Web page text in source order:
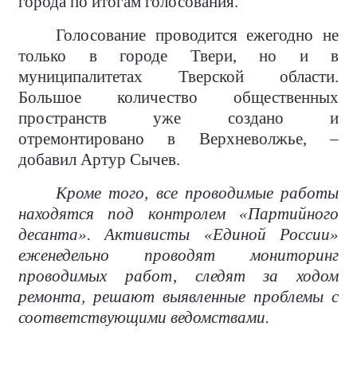
Голосование проводится ежегодно не
только в городе Твери, но и в
муниципалитетах Тверской области.
Большое количество общественных
пространств уже создано и
отремонтировано в Верхневолжье, –
добавил Артур Сычев.
Кроме того, все проводимые работы
находятся под контролем «Партийного
десанта». Активисты «Единой России»
еженедельно проводят мониторинг
проводимых работ, следят за ходом
ремонта, решают выявленные проблемы с
соответствующими ведомствами.